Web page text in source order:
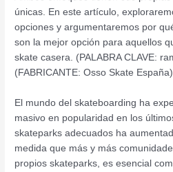
únicas. En este artículo,
opciones y argumentaremos por
son la mejor opción para aquellos
skate casera. (PALABRA CLAVE:
(FABRICANTE: Osso Skate España)
El mundo del skateboarding ha
masivo en popularidad en los
skateparks adecuados ha
medida que más y más
propios skateparks, es esencial